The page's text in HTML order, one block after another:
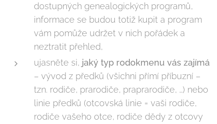
dostupných genealogických programů,
informace se budou totiž kupit a program
vám pomůže udržet v nich pořádek a
neztratit přehled,
ujasněte si, jaký typ rodokmenu vás zajímá
– vývod z předků (všichni přímí příbuzní –
tzn. rodiče, prarodiče, praprarodiče, …) nebo
linie předků (otcovská linie = vaši rodiče,
rodiče vašeho otce, rodiče dědy z otcovy